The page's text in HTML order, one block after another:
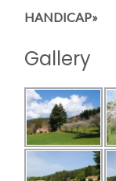
HANDICAP»
Gallery